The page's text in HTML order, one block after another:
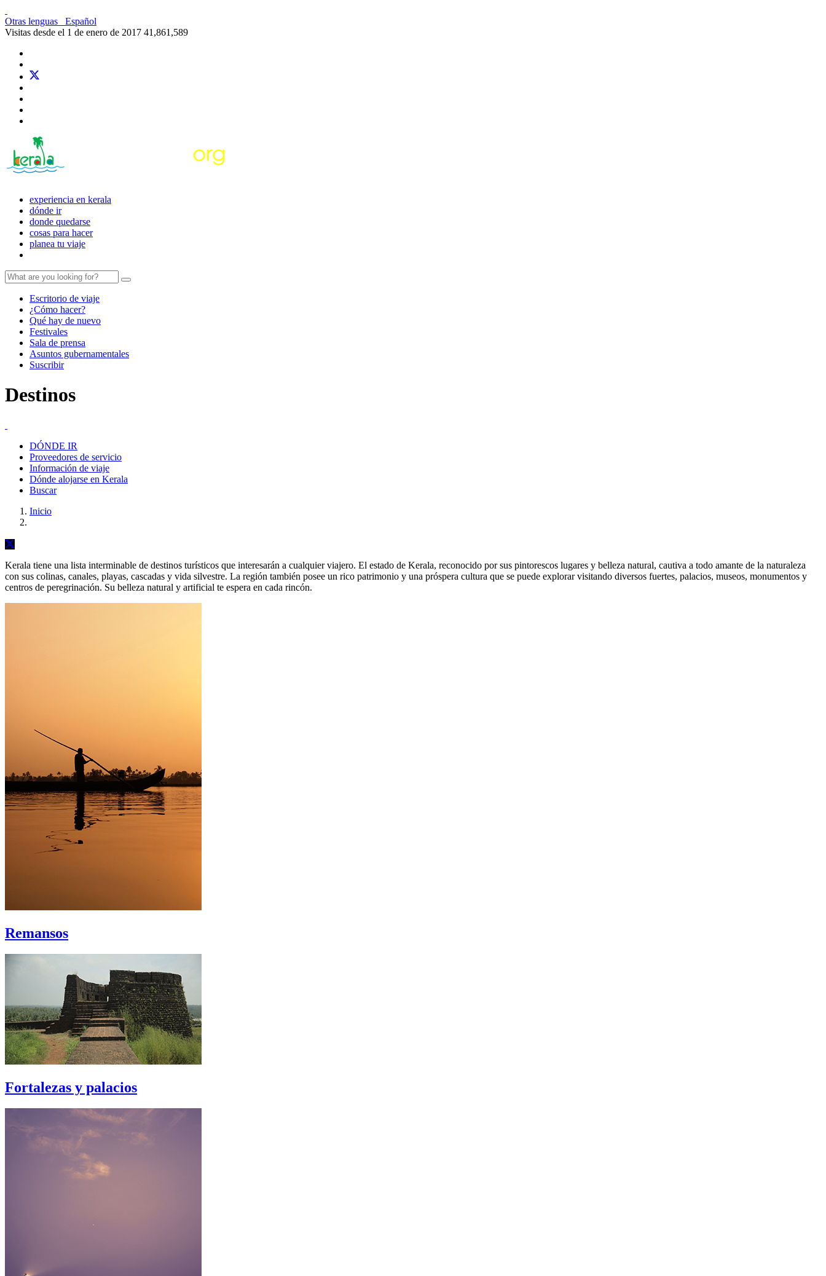
Otras lenguas
Español
Visitas desde el 1 de enero de 2017 41,861,589
experiencia en kerala
dónde ir
donde quedarse
cosas para hacer
planea tu viaje
Escritorio de viaje
¿Cómo hacer?
Qué hay de nuevo
Festivales
Sala de prensa
Asuntos gubernamentales
Suscribir
Destinos
DÓNDE IR
Proveedores de servicio
Información de viaje
Dónde alojarse en Kerala
Buscar
Inicio
Kerala tiene una lista interminable de destinos turísticos que interesarán a cualquier viajero. El estado de Kerala, reconocido por sus pintorescos lugares y belleza natural, cautiva a todo amante de la naturaleza
con sus colinas, canales, playas, cascadas y vida silvestre. La región también posee un rico patrimonio y una próspera cultura que se puede explorar visitando diversos fuertes, palacios, museos, monumentos y
centros de peregrinación. Su belleza natural y artificial te espera en cada rincón.
Remansos
Fortalezas y palacios